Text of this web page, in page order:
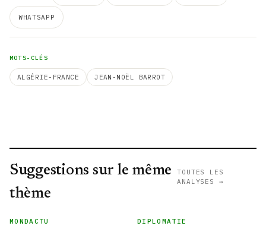
WHATSAPP
MOTS-CLÉS
ALGÉRIE-FRANCE JEAN-NOËL BARROT
Suggestions sur le même
thème
TOUTES LES
ANALYSES →
MONDACTU
DIPLOMATIE